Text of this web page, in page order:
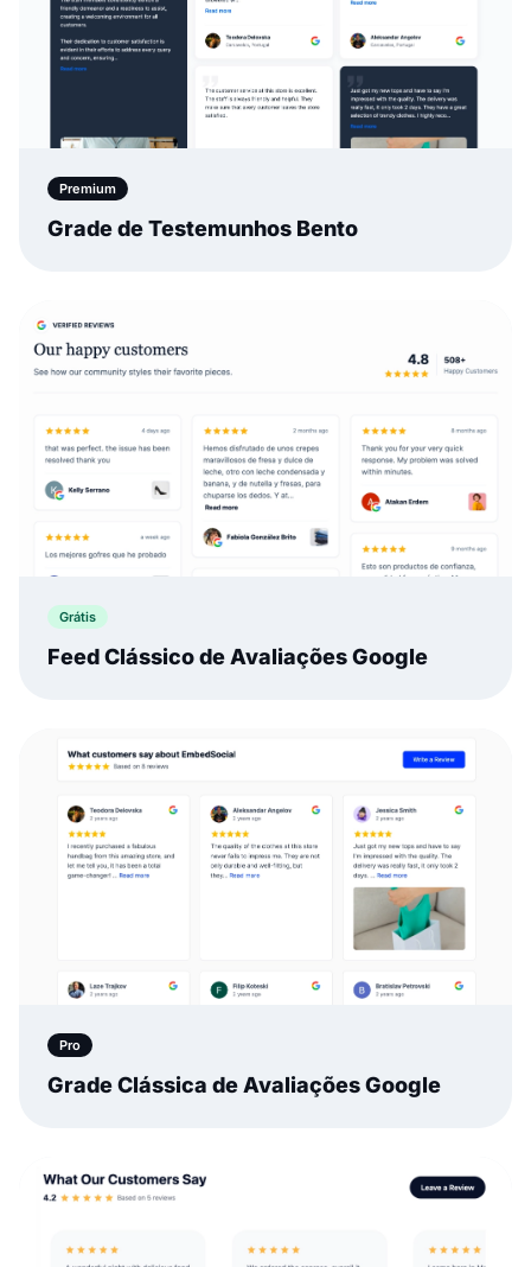
Premium
Grade de Testemunhos Bento
Grátis
Feed Clássico de Avaliações Google
Pro
Grade Clássica de Avaliações Google